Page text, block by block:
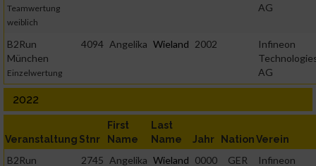
Teamwertung
weiblich
AG
B2Run
München
Einzelwertung
4094 Angelika Wieland 2002
Infineon
AG
2022
Veranstaltung Stnr
First
Name
Last
Name
Jahr NationVerein
B2Run
2745 Angelika Wieland 0000 GER
Infineon